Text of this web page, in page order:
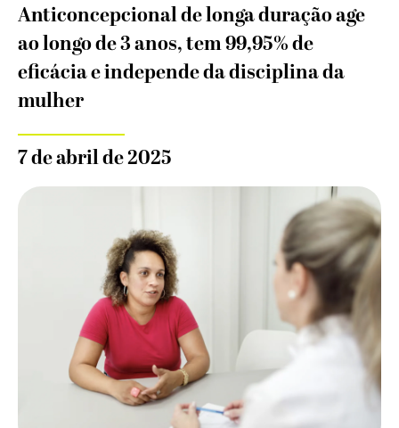
Anticoncepcional de longa duração age
ao longo de 3 anos, tem 99,95% de
eficácia e independe da disciplina da
mulher
7 de abril de 2025